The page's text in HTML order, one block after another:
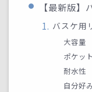
【最新版
バスケ用
大容量
ポケッ
耐水性
自分好